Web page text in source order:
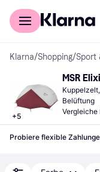
Für Shopper
Klarna/Shopping/Sport
+5
MSR
Belüftung
Vergleiche
Probiere flexible